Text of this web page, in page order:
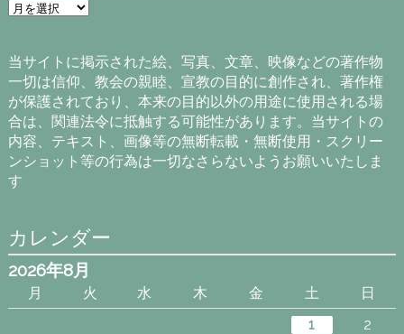
ア
ー
ブ
当サイトに掲示された絵、写真、文章、映像などの著作物
一切は信仰、教会の親睦、宣教の目的に創作され、著作権
が保護されており、本来の目的以外の用途に使用される場
合は、関連法令に抵触する可能性があります。当サイトの
内容、テキスト、画像等の無断転載・無断使用・スクリー
ンショット等の行為は一切なさらないようお願いいたしま
す
カレンダー
2026年8月
月 火 水 木 金 土
日
1
2